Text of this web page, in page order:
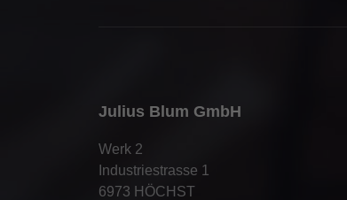
Julius Blum GmbH
Werk 2
Industriestrasse 1
6973 HÖCHST